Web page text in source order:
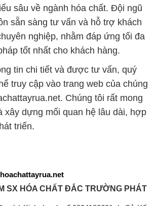
sâu về ngành hóa chất. Đội ngũ
sẵn sàng tư vấn và hỗ trợ khách
nghiệp, nhằm đáp ứng tối đa
tốt nhất cho khách hàng.
tin chi tiết và được tư vấn, quý
truy cập vào trang web của chúng
Chúng tôi rất mong
xây dựng mối quan hệ lâu dài, hợp
triển.
SX HÓA CHẤT ĐẮC TRƯỜNG PHÁT